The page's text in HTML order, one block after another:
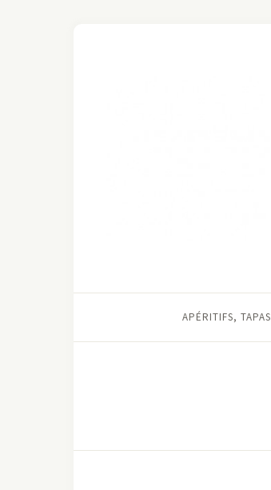
APÉRITIFS, TAPAS